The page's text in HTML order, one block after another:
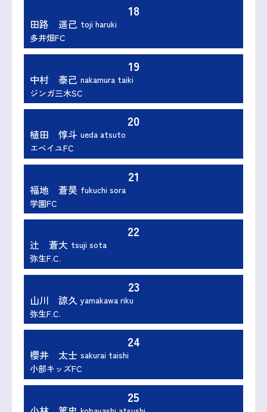
18
田路 遥己 toji haruki
多井畑FC
19
中村 泰己 nakamura taiki
ジンガ三木SC
20
植田 惇斗 ueda atsuto
エベイユFC
21
福地 蒼昊 fukuchi sora
学園FC
22
辻 蒼大 tsuji sota
弥生F.C.
23
山川 諒久 yamakawa riku
弥生F.C.
24
櫻井 太士 sakurai taishi
小部キッズFC
25